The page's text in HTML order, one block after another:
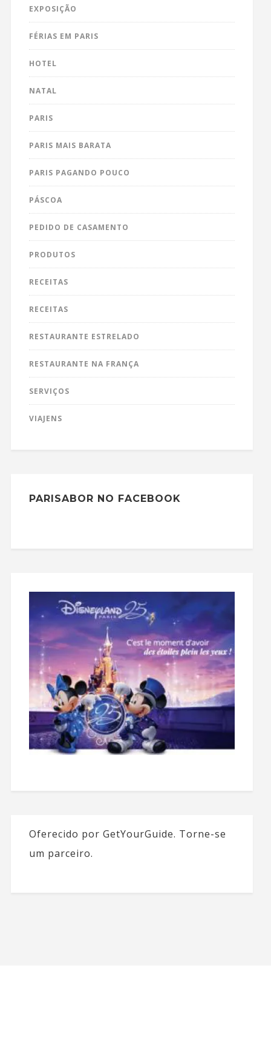
EXPOSIÇÃO
FÉRIAS EM PARIS
HOTEL
NATAL
PARIS
PARIS MAIS BARATA
PARIS PAGANDO POUCO
PÁSCOA
PEDIDO DE CASAMENTO
PRODUTOS
RECEITAS
RECEITAS
RESTAURANTE ESTRELADO
RESTAURANTE NA FRANÇA
SERVIÇOS
VIAJENS
PARISABOR NO FACEBOOK
Oferecido por GetYourGuide. Torne-se
um parceiro.